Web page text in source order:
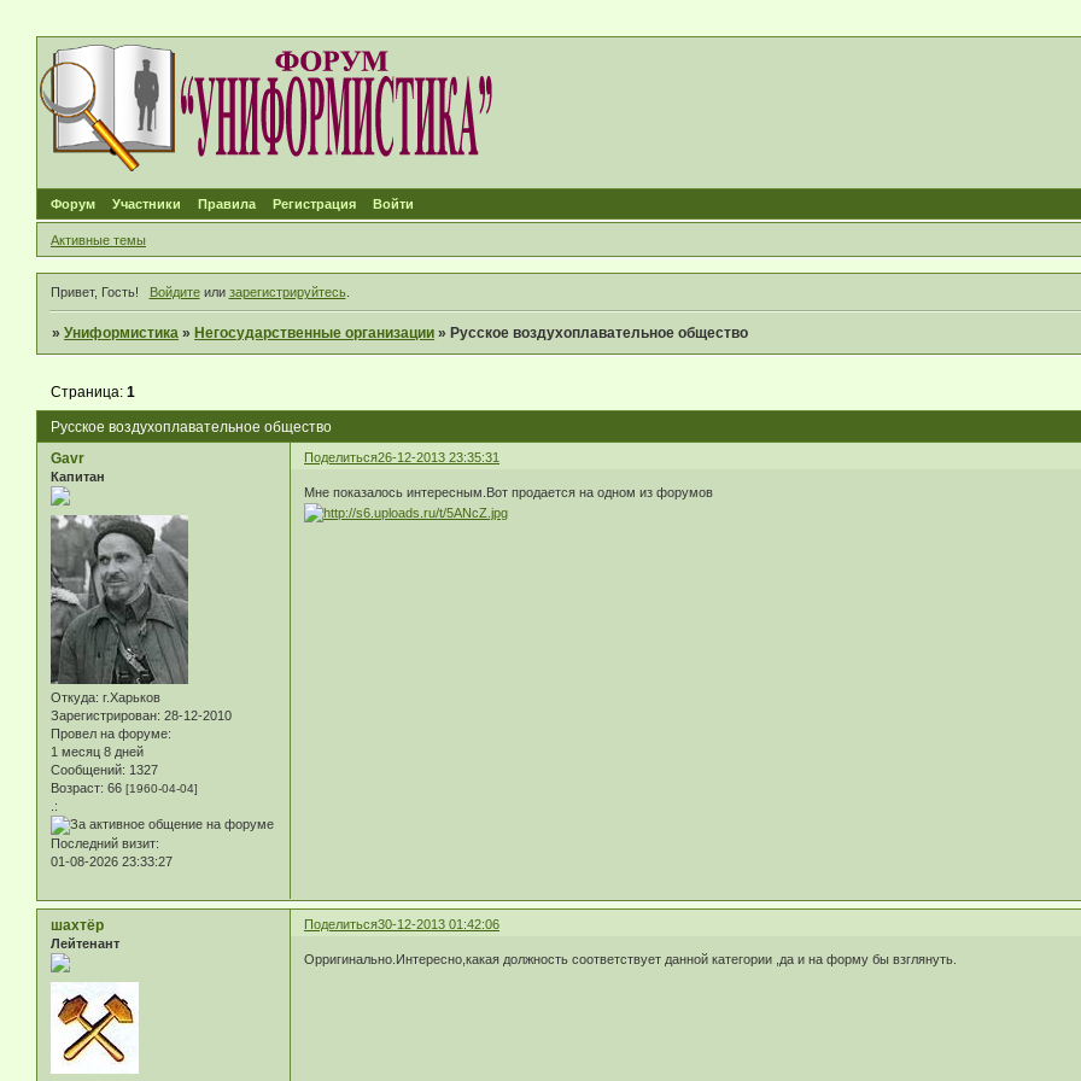
Форум Участники Правила Регистрация Войти
Активные темы
Привет, Гость! Войдитеили зарегистрируйтесь.
»Униформистика » Негосударственные организации » Русское воздухоплавательное общество
Русское воздухоплавательное общество
Страница:1
Поделиться26-12-2013 23:35:31
Gavr
Капитан
Откуда: г.Харьков
Зарегистрирован: 28-12-2010
Провел на форуме:
1 месяц 8 дней
Сообщений: 1327
Возраст: 66 [1960-04-04]
.:
Последний визит:
01-08-2026 23:33:27
Мне показалось интересным.Вот продается на одном из форумов
Поделиться30-12-2013 01:42:06
шахтёр
Лейтенант
Орригинально.Интересно,какая должность соответствует данной категории ,да и на форму бы взглянуть.